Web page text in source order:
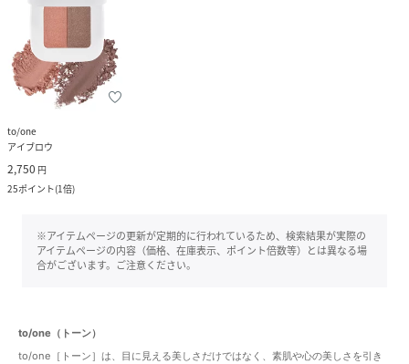
to/one
アイブロウ
2,750 円
25ポイント(1倍)
※アイテムページの更新が定期的に行われているため、検索結果が実際の
アイテムページの内容（価格、在庫表示、ポイント倍数等）とは異なる場
合がございます。ご注意ください。
to/one（トーン）
to/one［トーン］は、目に見える美しさだけではなく、素肌や心の美しさを引き